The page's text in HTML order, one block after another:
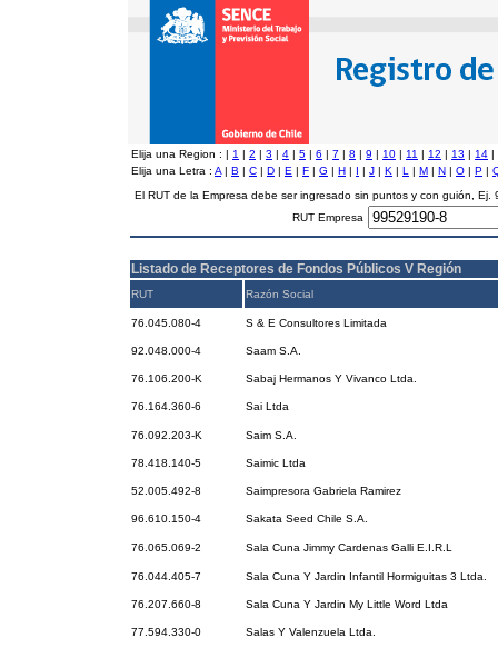
Elija una Region : | 1 | 2 | 3 | 4 | 5 | 6 | 7 | 8 | 9 | 10 | 11 | 12 | 13 | 14 |
Elija una Letra : A | B | C | D | E | F | G | H | I | J | K | L | M | N | O | P |
El RUT de la Empresa debe ser ingresado sin puntos y con guión, Ej.
RUT Empresa
Listado de Receptores de Fondos Públicos V Región
RUT Razón Social
76.045.080-4 S & E Consultores Limitada
92.048.000-4 Saam S.A.
76.106.200-K Sabaj Hermanos Y Vivanco Ltda.
76.164.360-6 Sai Ltda
76.092.203-K Saim S.A.
78.418.140-5 Saimic Ltda
52.005.492-8 Saimpresora Gabriela Ramirez
96.610.150-4 Sakata Seed Chile S.A.
76.065.069-2 Sala Cuna Jimmy Cardenas Galli E.I.R.L
76.044.405-7 Sala Cuna Y Jardin Infantil Hormiguitas 3 Ltda.
76.207.660-8 Sala Cuna Y Jardin My Little Word Ltda
77.594.330-0 Salas Y Valenzuela Ltda.